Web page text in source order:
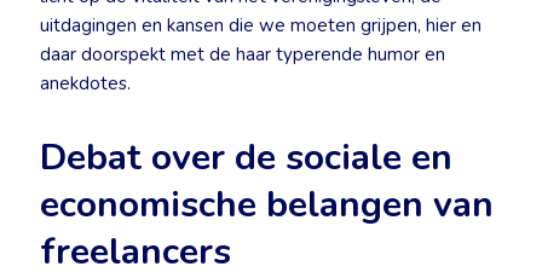
uitdagingen en kansen die we moeten grijpen, hier en
daar doorspekt met de haar typerende humor en
anekdotes.
Debat over de sociale en
economische belangen van
freelancers